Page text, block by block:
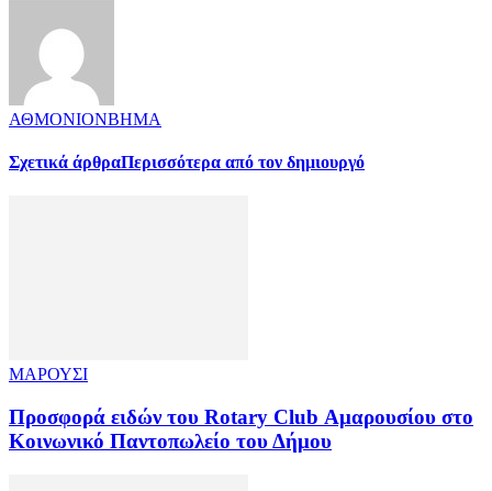
ΑΘΜΟΝΙΟΝΒΗΜΑ
Σχετικά άρθραΠερισσότερα από τον δημιουργό
ΜΑΡΟΥΣΙ
Προσφορά ειδών του Rotary Club Αμαρουσίου στο
Κοινωνικό Παντοπωλείο του Δήμου